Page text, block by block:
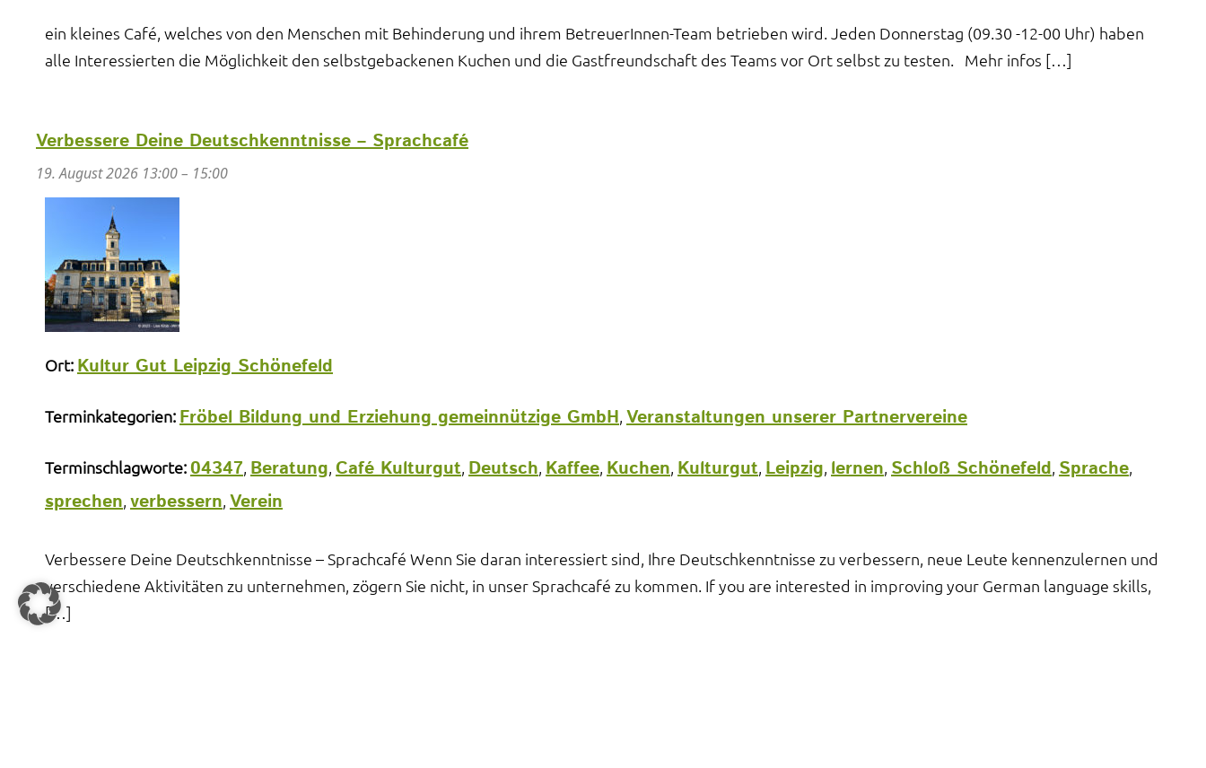
ein kleines Café, welches von den Menschen mit Behinderung und ihrem BetreuerInnen-Team betrieben wird. Jeden Donnerstag (09.30 -12-00 Uhr) haben
alle Interessierten die Möglichkeit den selbstgebackenen Kuchen und die Gastfreundschaft des Teams vor Ort selbst zu testen. Mehr infos […]
Verbessere Deine Deutschkenntnisse – Sprachcafé
19. August 2026 13:00– 15:00
Ort:Kultur Gut Leipzig Schönefeld
Terminkategorien:Fröbel Bildung und Erziehung gemeinnützige GmbH, Veranstaltungen unserer Partnervereine
Terminschlagworte:04347, Beratung, Café Kulturgut, Deutsch, Kaffee, Kuchen, Kulturgut, Leipzig, lernen, Schloß Schönefeld, Sprache,
sprechen, verbessern, Verein
Verbessere Deine Deutschkenntnisse – Sprachcafé Wenn Sie daran interessiert sind, Ihre Deutschkenntnisse zu verbessern, neue Leute kennenzulernen und
verschiedene Aktivitäten zu unternehmen, zögern Sie nicht, in unser Sprachcafé zu kommen. If you are interested in improving your German language skills,
[…]